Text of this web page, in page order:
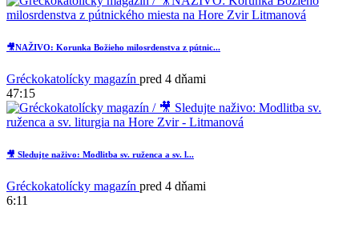
🎥NAŽIVO: Korunka Božieho milosrdenstva z pútnic...
Gréckokatolícky magazín pred 4 dňami
47:15
🎥 Sledujte naživo: Modlitba sv. ruženca a sv. l...
Gréckokatolícky magazín pred 4 dňami
6:11